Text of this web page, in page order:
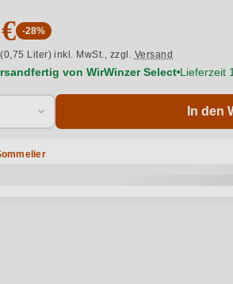
-28%
Liter) inkl. MwSt., zzgl. Versand
von WirWinzer Select Lieferzeit
In den